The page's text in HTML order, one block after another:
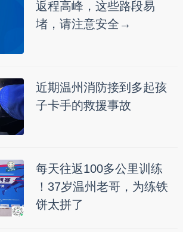
返程高峰，这些路段易
堵，请注意安全→
近期温州消防接到多起孩
子卡手的救援事故
每天往返100多公里训练
！37岁温州老哥，为练铁
饼太拼了